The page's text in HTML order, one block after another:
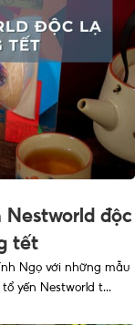
Nestworld độc
tết
Ngọ với những mẫu
yến Nestworld t...